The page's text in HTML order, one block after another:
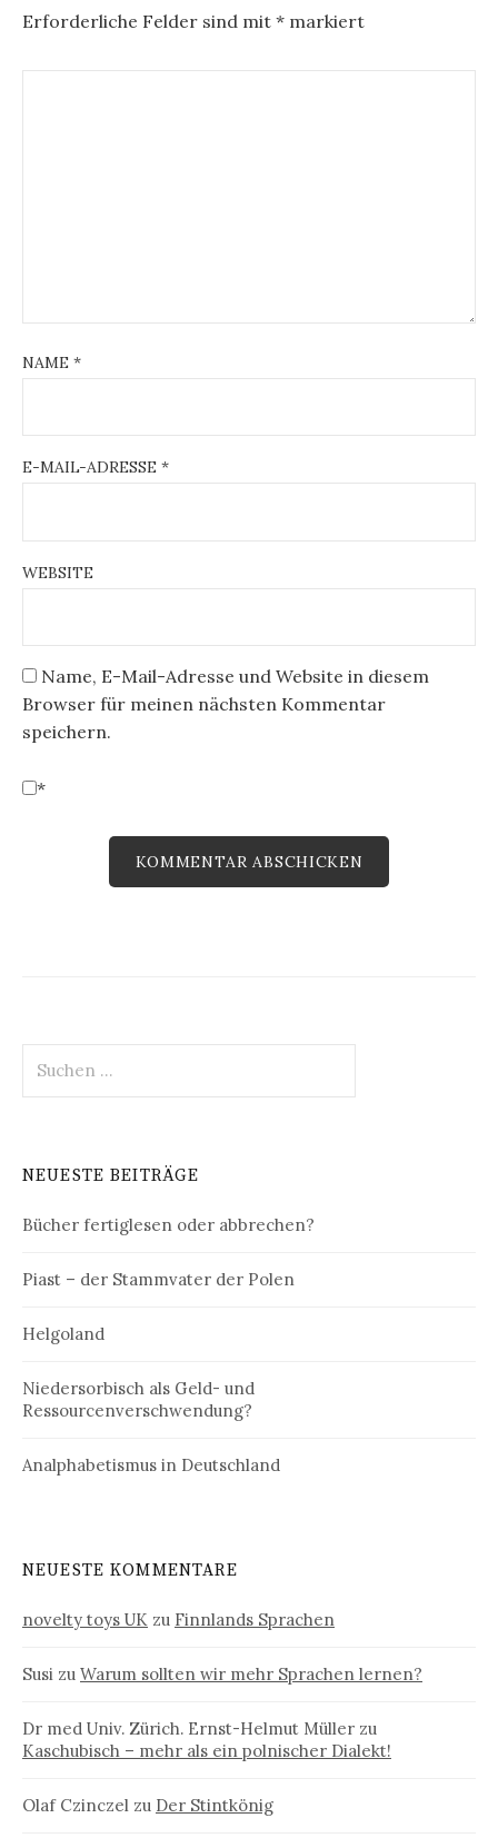
Erforderliche Felder sind mit * markiert
NAME *
E-MAIL-ADRESSE *
WEBSITE
Name, E-Mail-Adresse und Website in diesem
Browser für meinen nächsten Kommentar
speichern.
*
nach:
NEUESTE BEITRÄGE
Bücher fertiglesen oder abbrechen?
Piast – der Stammvater der Polen
Helgoland
Niedersorbisch als Geld- und
Ressourcenverschwendung?
Analphabetismus in Deutschland
NEUESTE KOMMENTARE
novelty toys UK zu Finnlands Sprachen
Susi zu Warum sollten wir mehr Sprachen lernen?
Dr med Univ. Zürich. Ernst-Helmut Müller zu
Kaschubisch – mehr als ein polnischer Dialekt!
Olaf Czinczel zu Der Stintkönig